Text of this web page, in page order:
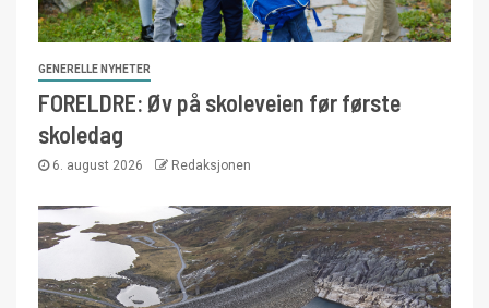
GENERELLE NYHETER
FORELDRE: Øv på skoleveien før første
skoledag
6. august 2026 Redaksjonen